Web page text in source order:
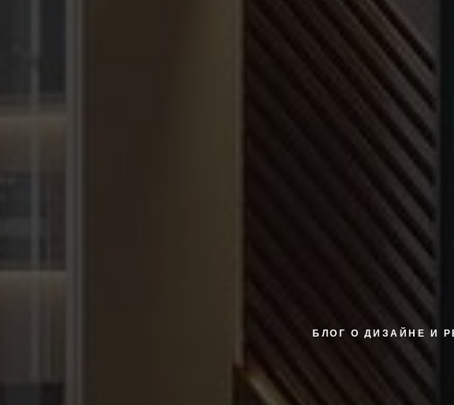
БЛОГ О ДИЗАЙНЕ И